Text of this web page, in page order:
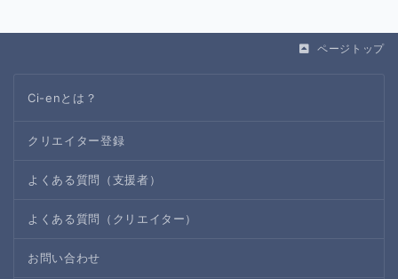
ページトップ
Ci-enとは？
クリエイター登録
よくある質問（支援者）
よくある質問（クリエイター）
お問い合わせ